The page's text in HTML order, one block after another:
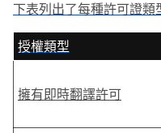
下表列出了每種許可證類
授權類型
擁有即時翻譯許可